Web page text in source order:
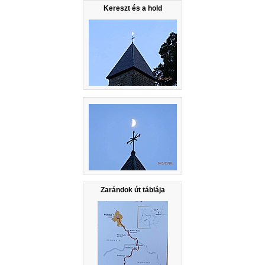
Kereszt és a hold
Zarándok út táblája